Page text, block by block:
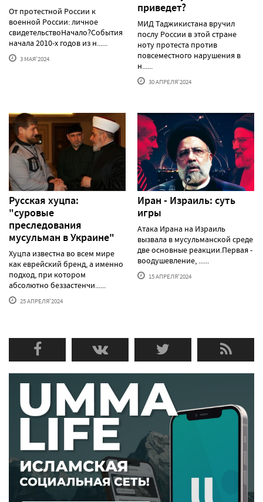
От протестной России к
военной России: личное
свидетельствоНачало?События
начала 2010-х годов из н......
3 МАЯ'2024
приведет?
МИД Таджикистана вручил
послу России в этой стране
ноту протеста против
повсеместного нарушения в
н......
30 АПРЕЛЯ'2024
Русская хуцпа:
"суровые
преследования
мусульман в Украине"
Хуцпа известна во всем мире
как еврейский бренд, а именно
подход, при котором
абсолютно беззастенчи......
25 АПРЕЛЯ'2024
Иран - Израиль: суть
игры
Атака Ирана на Израиль
вызвала в мусульманской среде
две основные реакции.Первая -
воодушевление, ......
15 АПРЕЛЯ'2024